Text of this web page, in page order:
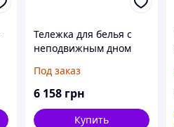
Тележка для белья с
неподвижным дном
Под заказ
6 158 грн
Купить